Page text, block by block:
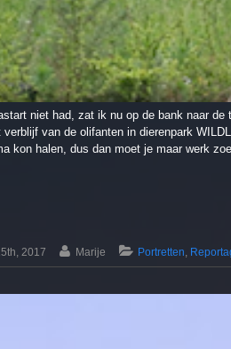
niet had, zat ik nu op de bank naar
van de olifanten in dierenpark
kon halen, dus dan moet je maar werk
2017 Marije Portretten,